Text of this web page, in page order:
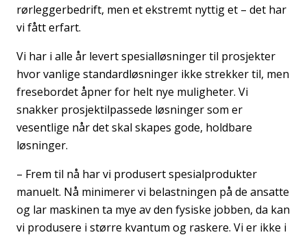
rørleggerbedrift, men et ekstremt nyttig et – det har
vi fått erfart.
Vi har i alle år levert spesialløsninger til prosjekter
hvor vanlige standardløsninger ikke strekker til, men
fresebordetåpner for helt nye muligheter. Vi
snakker prosjektilpassede løsninger som er
vesentlige når det skal skapes gode, holdbare
løsninger.
– Frem til nå har vi produsert spesialprodukter
manuelt. Nå minimerer vi belastningen på de ansatte
og lar maskinen ta mye av den fysiske jobben, da kan
vi produsere i større kvantum og raskere. Vi er ikke i